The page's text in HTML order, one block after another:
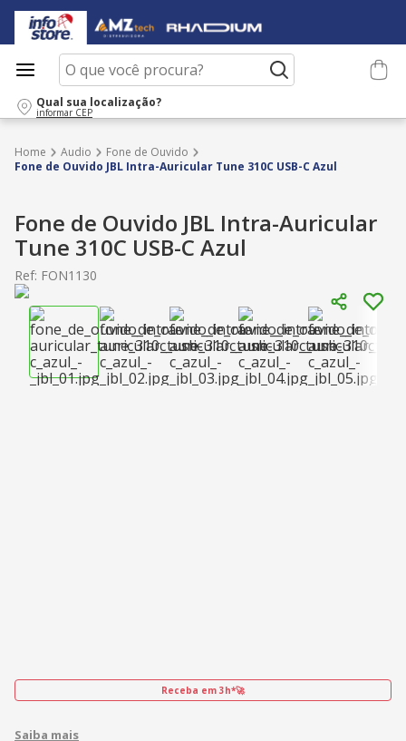
O que você procura?
Qual sua localização?
informar CEP
Audio
Fone de Ouvido
Fone de Ouvido JBL Intra-Auricular Tune 310C USB-C Azul
Fone de Ouvido JBL Intra-Auricular
Tune 310C USB-C Azul
Ref: FON1130
Receba em 3h*🚀